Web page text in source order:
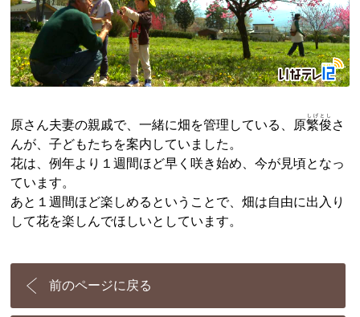
原さん夫妻の親戚で、一緒に畑を管理している、原繁
しげ
俊
とし
さ
んが、子どもたちを案内していました。
花は、例年より１週間ほど早く咲き始め、今が見頃となっ
ています。
あと１週間ほど楽しめるということで、畑は自由に出入り
して花を楽しんでほしいとしています。
前のページに戻る